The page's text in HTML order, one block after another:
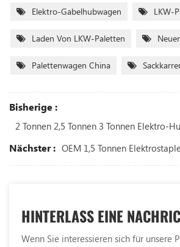
Elektro-Gabelhubwagen LKW-
Laden Von LKW-Paletten
Palettenwagen China
Bisherige :
2 Tonnen 2,5 Tonnen 3 Tonnen Elektro-
Nächster : OEM 1,5 Tonnen
HINTERLASS EINE
Wenn Sie interessieren sich für unsere